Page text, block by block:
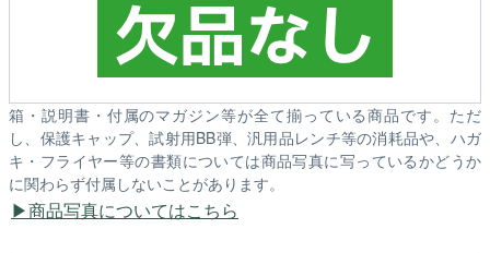
箱・説明書・付属のマガジン等が全て揃っている商品です。ただ
し、保護キャップ、試射用BB弾、汎用品レンチ等の消耗品や、ハガ
キ・フライヤー等の書類については商品写真に写っているかどうか
に関わらず付属しないことがあります。
商品写真についてはこちら